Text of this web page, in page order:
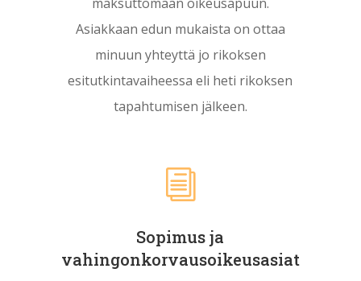
Asiakkaan edun mukaista on ottaa
minuun yhteyttä jo rikoksen
esitutkintavaiheessa eli heti rikoksen
tapahtumisen jälkeen.
i
Sopimus ja
vahingonkorvausoikeusasiat